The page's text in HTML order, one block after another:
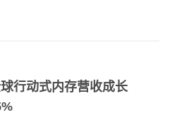
行动式内存营收成长